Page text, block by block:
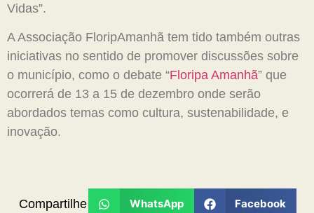
Vidas”.
A Associação FloripAmanhã tem tido também outras
iniciativas no sentido de promover discussões sobre
o município, como o debate “Floripa Amanhã” que
ocorrerá de 13 a 15 de dezembro onde serão
abordados temas como cultura, sustenabilidade, e
inovação.
Compartilhe WhatsApp Facebook